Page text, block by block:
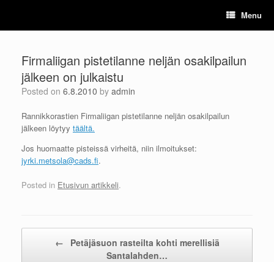
content
Menu
Firmaliigan pistetilanne neljän osakilpailun
jälkeen on julkaistu
Posted on 6.8.2010 by admin
Rannikkorastien Firmaliigan pistetilanne neljän osakilpailun
jälkeen löytyy täältä.
Jos huomaatte pisteissä virheitä, niin ilmoitukset:
jyrki.metsola@cads.fi.
Posted in Etusivun artikkeli.
←
Petäjäsuon rasteilta kohti merellisiä
Santalahden…